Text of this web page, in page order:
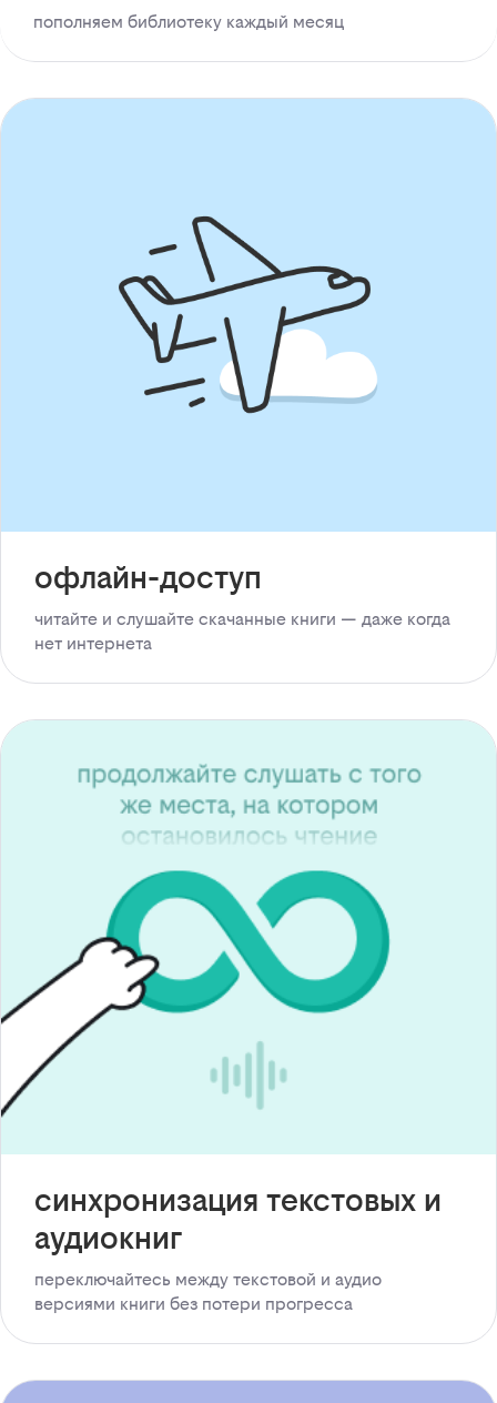
пополняем библиотеку каждый месяц
офлайн-доступ
читайте и слушайте скачанные книги — даже когда
нет интернета
синхронизация текстовых и
аудиокниг
переключайтесь между текстовой и аудио
версиями книги без потери прогресса